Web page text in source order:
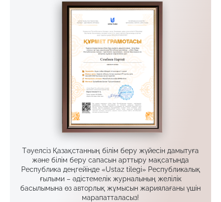
Тәуелсіз Қазақстанның білім беру жүйесін дамытуға
және білім беру сапасын арттыру мақсатында
Республика деңгейінде «Ustaz tilegi» Республикалық
ғылыми – әдістемелік журналының желілік
басылымына өз авторлық жұмысын жариялағаны үшін
марапатталасыз!